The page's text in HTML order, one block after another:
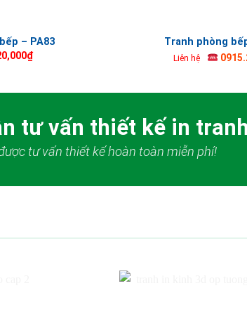
– PA83
₫
Tranh phòng
Liên hệ
tư vấn thiết kế in
tư vấn thiết kế hoàn toàn miễn phí!